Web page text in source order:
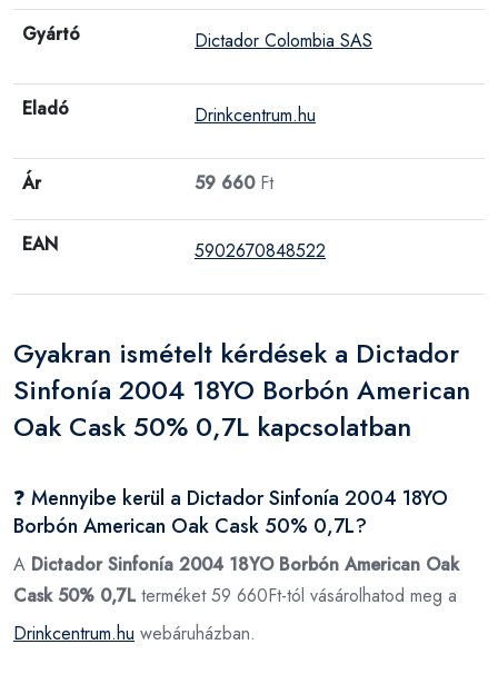
Gyártó Dictador Colombia SAS
Eladó Drinkcentrum.hu
Ár 59 660Ft
EAN 5902670848522
Gyakran ismételt kérdések a Dictador
Sinfonía 2004 18YO Borbón American
Oak Cask 50% 0,7L kapcsolatban
❓ Mennyibe kerül a Dictador Sinfonía 2004 18YO
Borbón American Oak Cask 50% 0,7L?
A Dictador Sinfonía 2004 18YO Borbón American Oak
Cask 50% 0,7Lterméket 59 660Ft-tól vásárolhatod meg a
Drinkcentrum.hu webáruházban.